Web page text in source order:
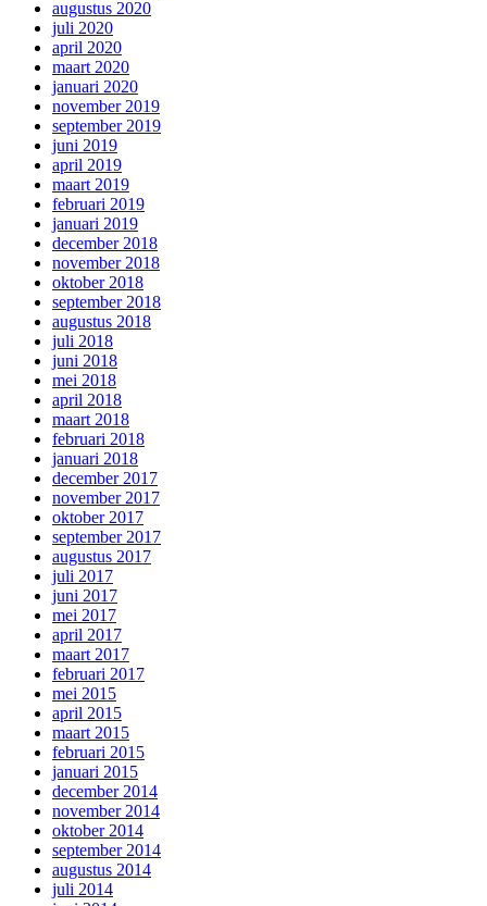
augustus 2020
juli 2020
april 2020
maart 2020
januari 2020
november 2019
september 2019
juni 2019
april 2019
maart 2019
februari 2019
januari 2019
december 2018
november 2018
oktober 2018
september 2018
augustus 2018
juli 2018
juni 2018
mei 2018
april 2018
maart 2018
februari 2018
januari 2018
december 2017
november 2017
oktober 2017
september 2017
augustus 2017
juli 2017
juni 2017
mei 2017
april 2017
maart 2017
februari 2017
mei 2015
april 2015
maart 2015
februari 2015
januari 2015
december 2014
november 2014
oktober 2014
september 2014
augustus 2014
juli 2014